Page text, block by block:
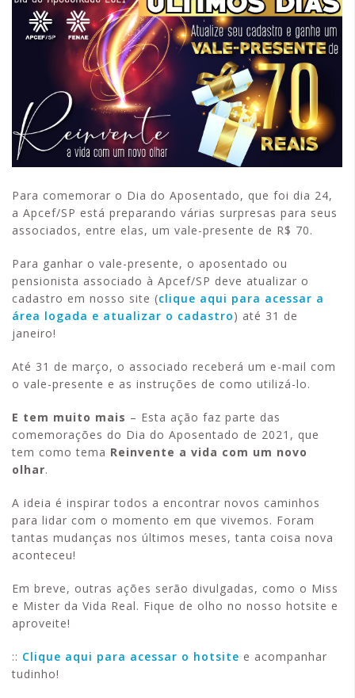
Para comemorar o Dia do Aposentado, que foi dia 24,
a Apcef/SP está preparando várias surpresas para seus
associados, entre elas, um vale-presente de R$ 70.
Para ganhar o vale-presente, o aposentado ou
pensionista associado à Apcef/SP deve atualizar o
cadastro em nosso site (clique aqui para acessar a
área logada e atualizar o cadastro) até 31 de
janeiro!
Até 31 de março, o associado receberá um e-mail com
o vale-presente e as instruções de como utilizá-lo.
E tem muito mais – Esta ação faz parte das
comemorações do Dia do Aposentado de 2021, que
tem como tema Reinvente a vida com um novo
olhar.
A ideia é inspirar todos a encontrar novos caminhos
para lidar com o momento em que vivemos. Foram
tantas mudanças nos últimos meses, tanta coisa nova
aconteceu!
Em breve, outras ações serão divulgadas, como o Miss
e Mister da Vida Real. Fique de olho no nosso hotsite e
aproveite!
:: Clique aqui para acessar o hotsite e acompanhar
tudinho!